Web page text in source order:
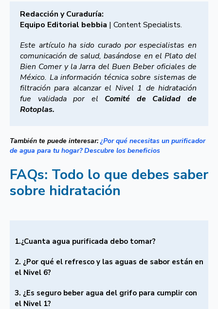
Redacción y Curaduría:
Equipo Editorial bebbia | Content Specialists.
Este artículo ha sido curado por especialistas en
comunicación de salud, basándose en el Plato del
Bien Comer y la Jarra del Buen Beber oficiales de
México. La información técnica sobre sistemas de
filtración para alcanzar el Nivel 1 de hidratación
fue validada por el Comité de Calidad de
Rotoplas.
También te puede interesar:¿Por qué necesitas un purificador
de agua para tu hogar? Descubre los beneficios
FAQs: Todo lo que debes saber
sobre hidratación
1.¿Cuanta agua purificada debo tomar?
2. ¿Por qué el refresco y las aguas de sabor están en
el Nivel 6?
3. ¿Es seguro beber agua del grifo para cumplir con
el Nivel 1?